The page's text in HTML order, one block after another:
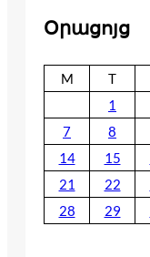
Օրացոյց
M
T
1
7
8
14
15
21
22
28
29